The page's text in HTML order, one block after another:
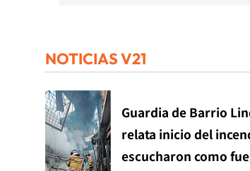
NOTICIAS V21
Guardia de Barrio
relata inicio del
escucharon como